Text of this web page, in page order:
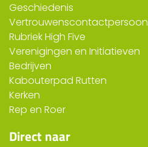
Geschiedenis
Vertrouwenscontactpersoon
Rubriek High Five
Verenigingen en Initiatieven
Bedrijven
Kabouterpad Rutten
Kerken
Rep en Roer
Direct naar